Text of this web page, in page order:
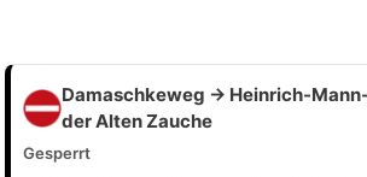
Damaschkeweg → Heinrich-
der Alten Zauche
Gesperrt